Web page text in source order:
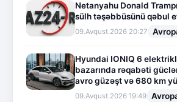
Netanyahu Donald
sülh təşəbbüsünü qəbul
09.Avqust.2026 20:27
Hyundai IONIQ 6
bazarında rəqabəti
avro güzəşt və 680 km
09.Avqust.2026 19:49